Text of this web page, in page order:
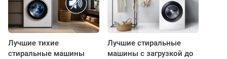
Лучшие тихие
стиральные машины
Лучшие стиральные
машины с загрузкой до